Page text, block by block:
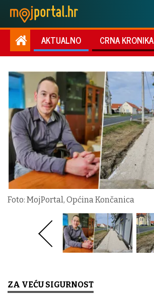
AKTUALNO CRNA KRONIKA
Foto: MojPortal, Općina Končanica
ZA VEĆU SIGURNOST